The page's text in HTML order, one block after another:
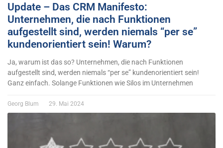
Update – Das CRM Manifesto:
Unternehmen, die nach Funktionen
aufgestellt sind, werden niemals “per se”
kundenorientiert sein! Warum?
Ja, warum ist das so? Unternehmen, die nach Funktionen
aufgestellt sind, werden niemals “per se” kundenorientiert sein!
Ganz einfach. Solange Funktionen wie Silos im Unternehmen
Georg Blum 29. Mai 2024